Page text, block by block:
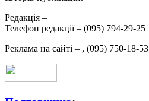
Редакція –
Телефон редакції – (095) 794-29-25
Реклама на сайті – , (095) 750-18-53